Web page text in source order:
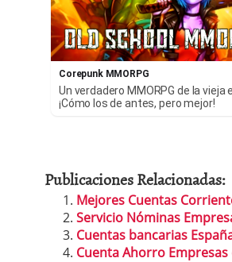
Corepunk MMORPG
Un verdadero MMORPG de la vieja
¡Cómo los de antes, pero mejor!
Publicaciones Relacionadas:
Mejores Cuentas
Servicio Nóminas
Cuentas bancarias
Cuenta Ahorro